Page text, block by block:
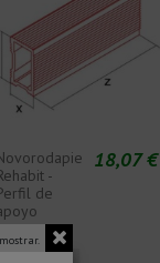
-
de
18,07 €